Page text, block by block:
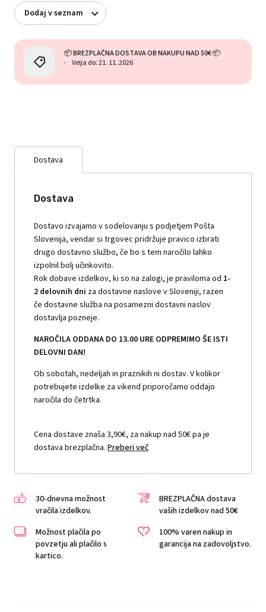
Dodaj v seznam
📦 BREZPLAČNA DOSTAVA OB NAKUPU NAD 50€ 📦
Velja do: 21. 11. 2026
Dostava
Dostava
Dostavo izvajamo v sodelovanju s podjetjem Pošta
Slovenija, vendar si trgovec pridržuje pravico izbrati
drugo dostavno službo, če bo s tem naročilo lahko
izpolnil bolj učinkovito.
Rok dobave izdelkov, ki so na zalogi, je praviloma od 1-
2 delovnih dni za dostavne naslove v Sloveniji, razen
če dostavne služba na posamezni dostavni naslov
dostavlja pozneje.
NAROČILA ODDANA DO 13.00 URE ODPREMIMO ŠE ISTI
DELOVNI DAN!
Ob sobotah, nedeljah in praznikih ni dostav. V kolikor
potrebujete izdelke za vikend priporočamo oddajo
naročila do četrtka.
Cena dostave znaša 3,90€, za nakup nad 50€ pa je
dostava brezplačna. Preberi več
30-dnevna možnost
vračila izdelkov.
BREZPLAČNA dostava
vaših izdelkov nad 50€
Možnost plačila po
povzetju ali plačilo s
kartico.
100% varen nakup in
garancija na zadovoljstvo.